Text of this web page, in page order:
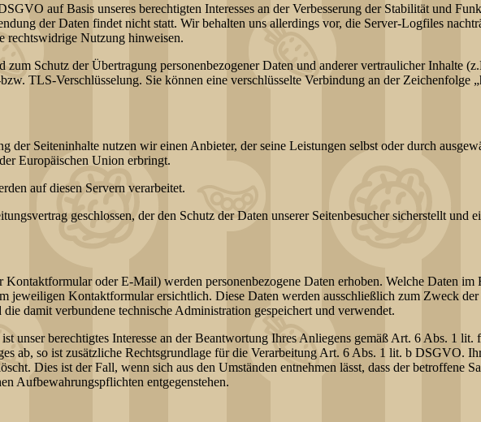
auf Basis unseres berechtigten Interesses an der Verbesserung der Stabilität und
der Daten findet nicht statt. Wir behalten uns allerdings vor, die Server-Logfiles
rechtswidrige Nutzung hinweisen.
zum Schutz der Übertragung personenbezogener Daten und anderer vertraulicher Inhalte
TLS-Verschlüsselung. Sie können eine verschlüsselte Verbindung an der Zeichenfolge
der Seiteninhalte nutzen wir einen Anbieter, der seine Leistungen selbst oder durch
Europäischen Union erbringt.
auf diesen Servern verarbeitet.
geschlossen, der den Schutz der Daten unserer Seitenbesucher sicherstellt und
oder E-Mail) werden personenbezogene Daten erhoben. Welche Daten im
jeweiligen Kontaktformular ersichtlich. Diese Daten werden ausschließlich zum Zweck
damit verbundene technische Administration gespeichert und verwendet.
unser berechtigtes Interesse an der Beantwortung Ihres Anliegens gemäß Art. 6 Abs. 1
ab, so ist zusätzliche Rechtsgrundlage für die Verarbeitung Art. 6 Abs. 1 lit. b DSGVO.
Dies ist der Fall, wenn sich aus den Umständen entnehmen lässt, dass der betroffene
Aufbewahrungspflichten entgegenstehen.